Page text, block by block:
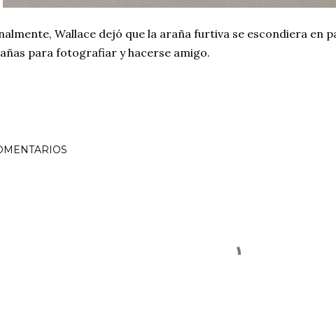
Wallace dejó que la araña furtiva se escondiera en
para fotografiar y hacerse amigo.